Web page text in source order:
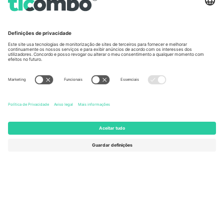
Germany
Unter den Linden 24, 10117
United Kingdom
167 City Road, London, Greater
Kingdom
United States
Newark, Delaware 19713, United
States
Engelberg, Switzerland